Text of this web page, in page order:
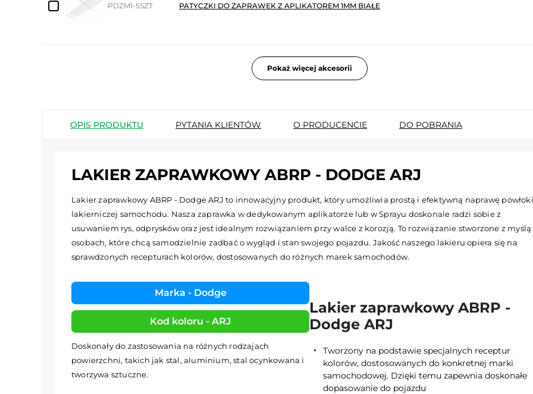
PDZM1-5SZT PATYCZKI DO ZAPRAWEK Z APLIKATOREM 1MM BIAŁE
Pokaż więcej akcesorii
OPIS PRODUKTU PYTANIA KLIENTÓW O PRODUCENCIE DO POBRANIA
LAKIER ZAPRAWKOWY ABRP - DODGE ARJ
Lakier zaprawkowy ABRP - Dodge ARJ to innowacyjny produkt, który umożliwia prostą i efektywną naprawę powłoki
lakierniczej samochodu. Nasza zaprawka w dedykowanym aplikatorze lub w Sprayu doskonale radzi sobie z
usuwaniem rys, odprysków oraz jest idealnym rozwiązaniem przy walce z korozją. To rozwiązanie stworzone z myślą
osobach, które chcą samodzielnie zadbać o wygląd i stan swojego pojazdu. Jakość naszego lakieru opiera się na
sprawdzonych recepturach kolorów, dostosowanych do różnych marek samochodów.
Marka - Dodge
Kod koloru - ARJ
Doskonały do zastosowania na różnych rodzajach
powierzchni, takich jak stal, aluminium, stal ocynkowana i
tworzywa sztuczne.
Lakier zaprawkowy ABRP -
Dodge ARJ
Tworzony na podstawie specjalnych receptur
kolorów, dostosowanych do konkretnej marki
samochodowej. Dzięki temu zapewnia doskonałe
dopasowanie do pojazdu